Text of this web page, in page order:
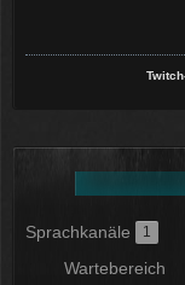
Sprachkanäle 1
Wartebereich